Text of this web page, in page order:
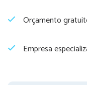
Orçamento
Empresa